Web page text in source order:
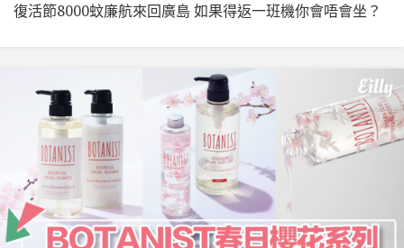
復活節8000蚊廉航來回廣島 如果得返一班機你會唔會坐？